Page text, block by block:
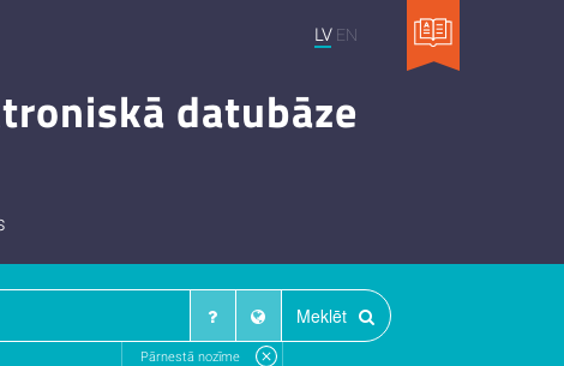
LV EN
datubāze
Meklēt
Pārnestā nozīme